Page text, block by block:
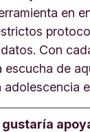
en
Con
escucha de
adolescencia
gustaría